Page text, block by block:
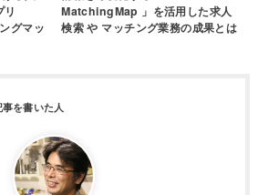
グマッ
MatchingMap 」を活用した求人
検索 や マッチング業務の成果とは